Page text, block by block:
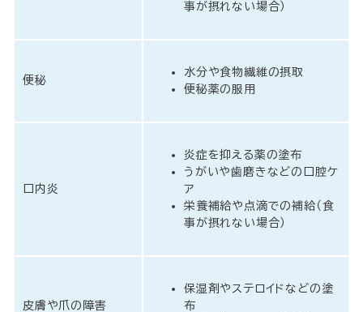
事が摂れない場合）
便秘
水分や食物繊維の摂取
便秘薬の服用
口内炎
炎症を抑える薬の塗布
うがいや歯磨きなどの口腔ケ
ア
栄養補給や点滴での補給（食
事が摂れない場合）
皮膚や爪の障害
保湿剤やステロイドなどの塗
布